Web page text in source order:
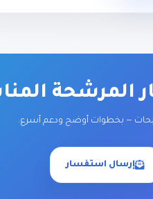
المرشحة
— بخطوات أوضح ودعم أسرع.
إرسال استفسار